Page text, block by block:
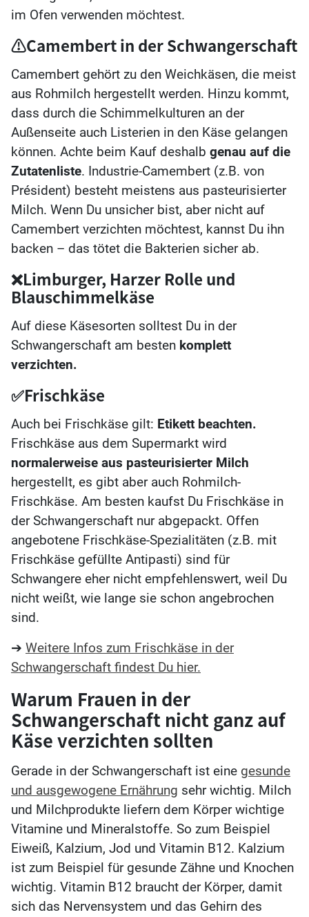
im Ofen verwenden möchtest.
⚠️Camembert in der Schwangerschaft
Camembert gehört zu den Weichkäsen, die meist
aus Rohmilch hergestellt werden. Hinzu kommt,
dass durch die Schimmelkulturen an der
Außenseite auch Listerien in den Käse gelangen
können. Achte beim Kauf deshalb genau auf die
Zutatenliste. Industrie-Camembert (z.B. von
Président) besteht meistens aus pasteurisierter
Milch. Wenn Du unsicher bist, aber nicht auf
Camembert verzichten möchtest, kannst Du ihn
backen – das tötet die Bakterien sicher ab.
❌Limburger, Harzer Rolle und
Blauschimmelkäse
Auf diese Käsesorten solltest Du in der
Schwangerschaft am besten komplett
verzichten.
✅Frischkäse
Auch bei Frischkäse gilt: Etikett beachten.
Frischkäse aus dem Supermarkt wird
normalerweise aus pasteurisierter Milch
hergestellt, es gibt aber auch Rohmilch-
Frischkäse. Am besten kaufst Du Frischkäse in
der Schwangerschaft nur abgepackt. Offen
angebotene Frischkäse-Spezialitäten (z.B. mit
Frischkäse gefüllte Antipasti) sind für
Schwangere eher nicht empfehlenswert, weil Du
nicht weißt, wie lange sie schon angebrochen
sind.
➔ Weitere Infos zum Frischkäse in der
Schwangerschaft findest Du hier.
Warum Frauen in der
Schwangerschaft nicht ganz auf
Käse verzichten sollten
Gerade in der Schwangerschaft ist eine gesunde
und ausgewogene Ernährung sehr wichtig. Milch
und Milchprodukte liefern dem Körper wichtige
Vitamine und Mineralstoffe. So zum Beispiel
Eiweiß, Kalzium, Jod und Vitamin B12. Kalzium
ist zum Beispiel für gesunde Zähne und Knochen
wichtig. Vitamin B12 braucht der Körper, damit
sich das Nervensystem und das Gehirn des